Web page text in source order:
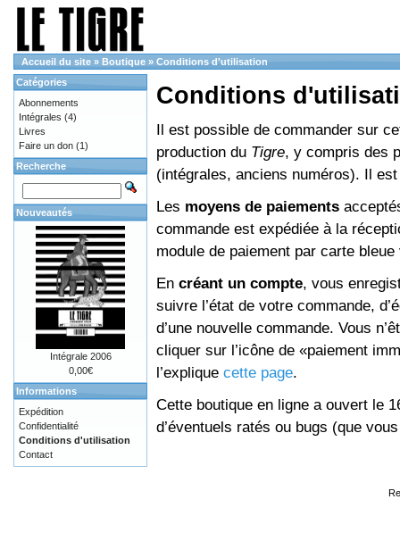
Accueil du site » Boutique » Conditions d'utilisation
Conditions
Il est possible de commander sur
production du Tigre, y compris des
(intégrales, anciens numéros). Il
Les moyens de paiements
commande est expédiée à la
module de paiement par carte
En créant un compte, vous
suivre l’état de votre commande,
d’une nouvelle commande. Vous
cliquer sur l’icône de «paiement
l’explique cette page.
Cette boutique en ligne a ouvert le
d’éventuels ratés ou bugs (que
Catégories
Abonnements
Intégrales (4)
Livres
Faire un don (1)
Recherche
Nouveautés
Intégrale 2006
0,00€
Informations
Expédition
Confidentialité
Conditions d'utilisation
Contact